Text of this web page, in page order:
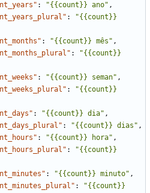
: "{{count}} ano" ,
:
"{{count}}
: "{{count}} mês" ,
:
"{{count}}
: "{{count}} seman" ,
:
"{{count}}
: "{{count}} dia" ,
: "{{count}} dias" ,
: "{{count}} hora" ,
:
"{{count}}
: "{{count}} minuto" ,
:
"{{count}}